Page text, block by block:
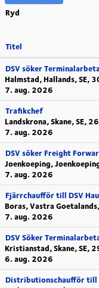
Ryd
Titel
DSV söker
Halmstad, Hallands, SE,
7. aug. 2026
Trafikchef
Landskrona, Skane, SE,
7. aug. 2026
DSV söker Freight
Joenkoeping,
7. aug. 2026
Fjärrchaufför till DSV
Boras, Vastra
7. aug. 2026
DSV Söker
Kristianstad, Skane, SE,
6. aug. 2026
Distributionschaufför till